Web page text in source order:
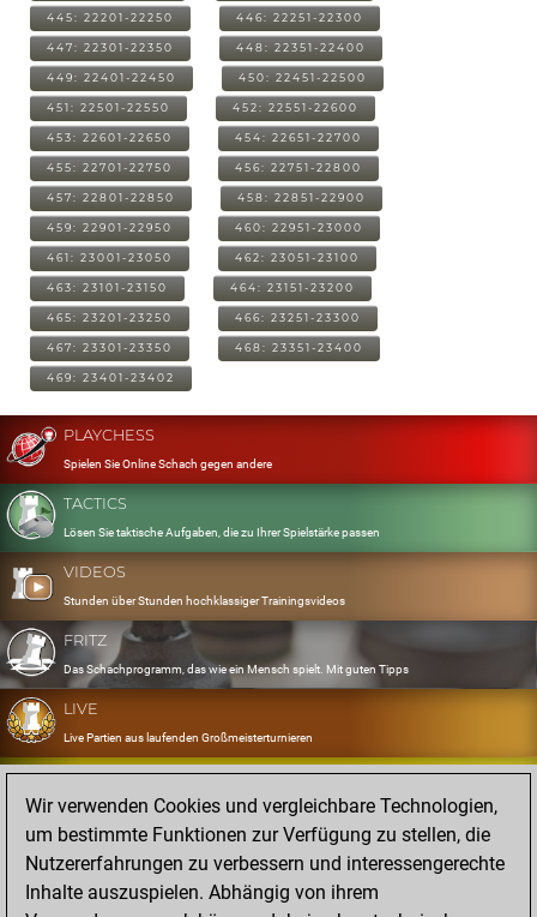
445: 22201-22250 446: 22251-22300
447: 22301-22350 448: 22351-22400
449: 22401-22450 450: 22451-22500
451: 22501-22550 452: 22551-22600
453: 22601-22650 454: 22651-22700
455: 22701-22750 456: 22751-22800
457: 22801-22850 458: 22851-22900
459: 22901-22950 460: 22951-23000
461: 23001-23050 462: 23051-23100
463: 23101-23150 464: 23151-23200
465: 23201-23250 466: 23251-23300
467: 23301-23350 468: 23351-23400
469: 23401-23402
PLAYCHESS
Spielen Sie Online Schach gegen andere
TACTICS
Lösen Sie taktische Aufgaben, die zu Ihrer Spielstärke passen
VIDEOS
Stunden über Stunden hochklassiger Trainingsvideos
FRITZ
Das Schachprogramm, das wie ein Mensch spielt. Mit guten Tipps
LIVE
Live Partien aus laufenden Großmeisterturnieren
OPENINGS
Erfassen und Üben Sie Ihr Eröffnungsrepertoire
DATABASE
Acht Millionen starke Partien
Wir verwenden Cookies und vergleichbare Technologien,
um bestimmte Funktionen zur Verfügung zu stellen, die
Nutzererfahrungen zu verbessern und interessengerechte
Inhalte auszuspielen. Abhängig von ihrem